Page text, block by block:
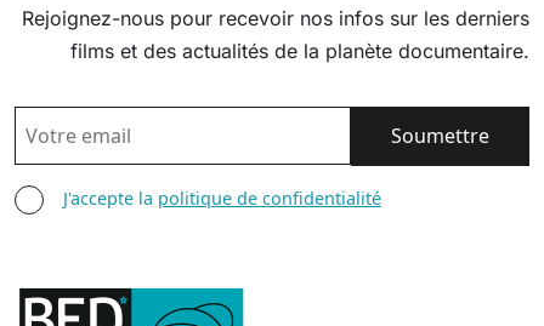
Rejoignez-nous pour recevoir nos infos sur les derniers
films et des actualités de la planète documentaire.
EMAIL
AGREE TERMS
J'accepte la politique de confidentialité